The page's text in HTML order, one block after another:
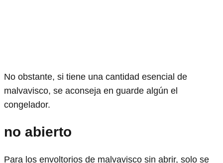
No obstante, si tiene una cantidad esencial de
malvavisco, se aconseja en guarde algún el
congelador.
no abierto
Para los envoltorios de malvavisco sin abrir, solo se